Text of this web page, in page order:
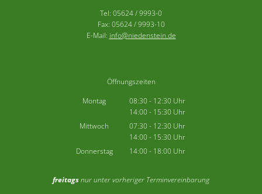
Tel: 05624 / 9993-0
Fax: 05624 / 9993-10
E-Mail: info@niedenstein.de
Öffnungszeiten
Montag
08:30- 12:30 Uhr
Von 08:30 bis 12:30 Uhr
14:00- 15:30 Uhr
Von 14:00 bis 15:30 Uhr
Mittwoch 07:30- 12:30 Uhr
Von 07:30 bis 12:30 Uhr
14:00- 15:30 Uhr
Von 14:00 bis 15:30 Uhr
Donnerstag 14:00- 18:00 Uhr
freitagsnur unter vorheriger Terminvereinbarung